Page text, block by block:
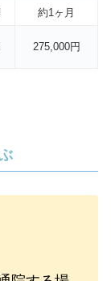
約1ヶ月
275,000円